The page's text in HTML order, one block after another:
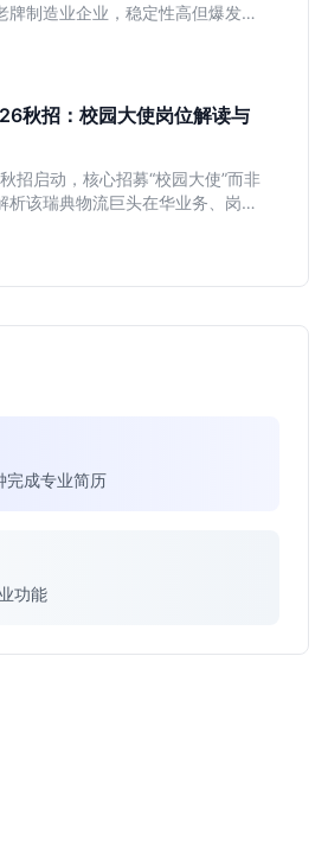
牌制造业企业，稳定性高但爆发涨
地积累工业场景经验的应届生。
秋招：校园大使岗位解读与
招启动，核心招募“校园大使”而非
析该瑞典物流巨头在华业务、岗位
后的竞争逻辑，助你判断是否值
完成专业简历
功能